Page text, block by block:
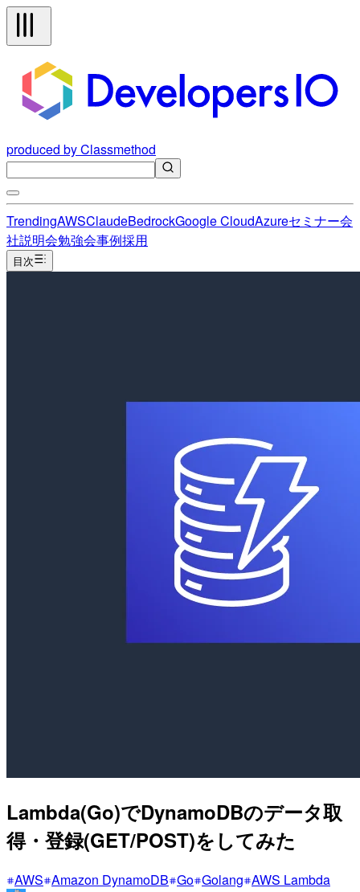
produced by Classmethod
TrendingAWSClaudeBedrockGoogle CloudAzureセミナー会
社説明会勉強会事例採用
目次
Lambda(Go)でDynamoDBのデータ取
得・登録(GET/POST)をしてみた
AWS Amazon DynamoDB Go Golang AWS Lambda